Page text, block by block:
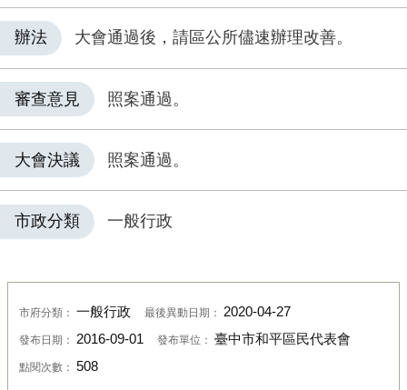
辦法 大會通過後，請區公所儘速辦理改善。
審查意見 照案通過。
大會決議 照案通過。
市政分類 一般行政
市府分類： 一般行政 最後異動日期： 2020-04-27
發布日期： 2016-09-01 發布單位： 臺中市和平區民代表會
點閱次數： 508